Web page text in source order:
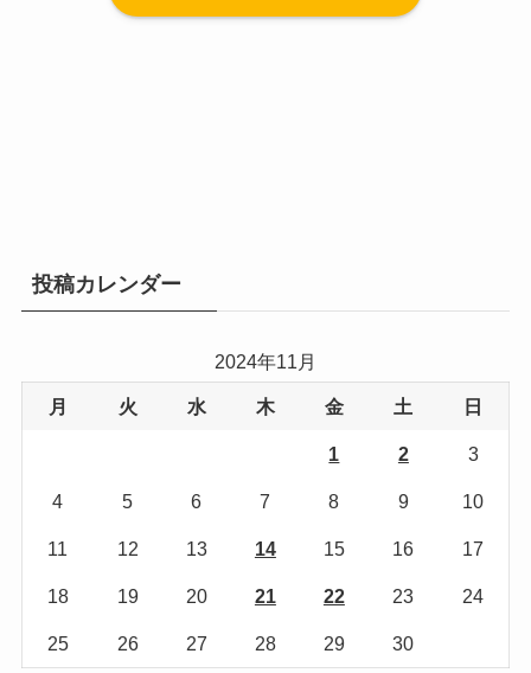
投稿カレンダー
2024年11月
月 火 水 木 金 土 日
1 2 3
4 5 6 7 8 9 10
11 12 13 14 15 16 17
18 19 20 21 22 23 24
25 26 27 28 29 30